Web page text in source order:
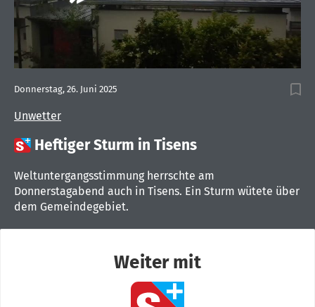
Unwetter
Donnerstag, 26. Juni 2025
 Heftiger Sturm in Tisens
Weltuntergangsstimmung herrschte am
Donnerstagabend auch in Tisens. Ein Sturm wütete über
dem Gemeindegebiet.